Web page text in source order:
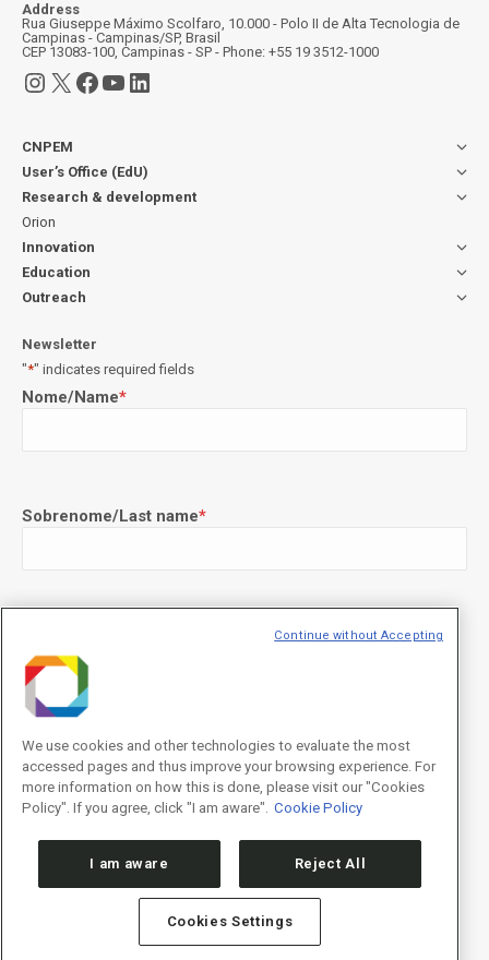
Address
Rua Giuseppe Máximo Scolfaro, 10.000 - Polo II de Alta Tecnologia de
Campinas - Campinas/SP, Brasil
CEP 13083-100, Campinas - SP - Phone: +55 19 3512-1000
Instagram
X Facebook
YouTube
LinkedIn
CNPEM
User’s Office (EdU)
Research & development
Orion
Innovation
Education
Outreach
Newsletter
"*" indicates required fields
Nome/Name*
Sobrenome/Last name*
Declaração de consentimento*
Concordo com os termos de uso descritos na Política de
Privacidade/I agree to the terms of use described in thePrivacy
Policy.
We use cookies and other technologies to evaluate the most
accessed pages and thus improve your browsing experience. For
more information on how this is done, please visit our "Cookies
Policy". If you agree, click "I am aware". Cookie Policy
I am aware Reject All
Cookies Settings
Continue without Accepting